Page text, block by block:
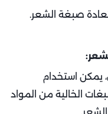
صبغة الشعر.
يمكن استخدام
الخالية من المواد